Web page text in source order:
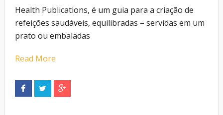
Health Publications, é um guia para a criação de
refeições saudáveis, equilibradas – servidas em um
prato ou embaladas
Read More